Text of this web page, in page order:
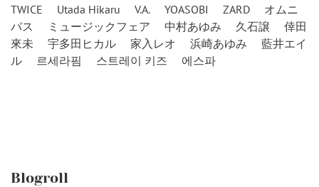
TWICE
Utada Hikaru V.A. YOASOBI ZARD
オムニ
バス
ミュージックフェア 中村あゆみ 久石譲
倖田
來未
宇多田ヒカル 家入レオ 浜崎あゆみ
藍井エイ
ル
르세라핌 스트레이 키즈 에스파
Blogroll